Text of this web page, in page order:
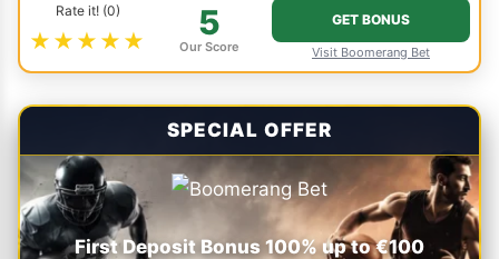
Rate it! (0)
★★★★★ 5
Our Score
GET BONUS
Visit Boomerang Bet
SPECIAL OFFER
First Deposit Bonus 100% up to €100